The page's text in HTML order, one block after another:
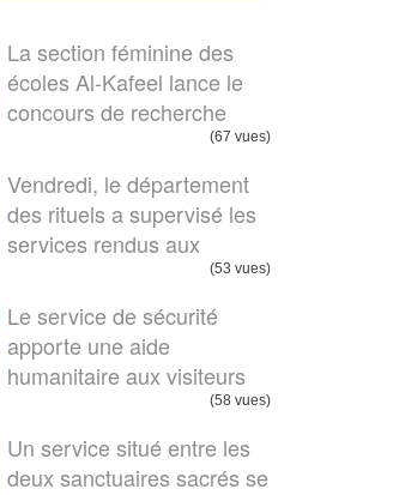
La section féminine des
écoles Al-Kafeel lance le
concours de recherche
(67 vues)
Vendredi, le département
des rituels a supervisé les
services rendus aux
(53 vues)
Le service de sécurité
apporte une aide
humanitaire aux visiteurs
(58 vues)
Un service situé entre les
deux sanctuaires sacrés se